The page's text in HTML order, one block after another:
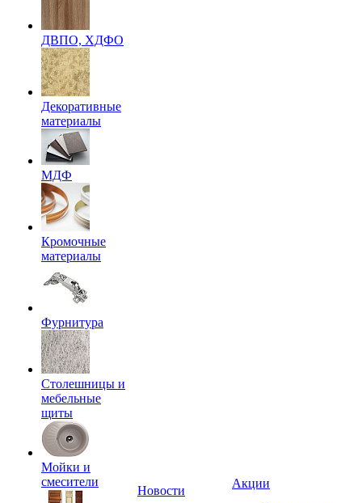
ДВПО, ХДФО
Декоративные
материалы
МДФ
Кромочные
материалы
Фурнитура
Столешницы и
мебельные
щиты
Мойки и
смесители
Новости
Акции